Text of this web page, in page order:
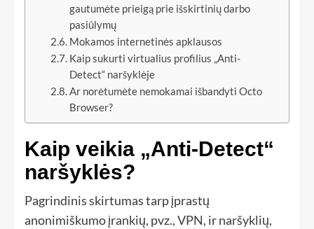
gautumėte prieigą prie išskirtinių darbo
pasiūlymų
Mokamos internetinės apklausos
Kaip sukurti virtualius profilius „Anti-
Detect“ naršyklėje
Ar norėtumėte nemokamai išbandyti Octo
Browser?
Kaip veikia „Anti-Detect“
naršyklės?
Pagrindinis skirtumas tarp įprastų
anonimiškumo įrankių, pvz., VPN, ir naršyklių,